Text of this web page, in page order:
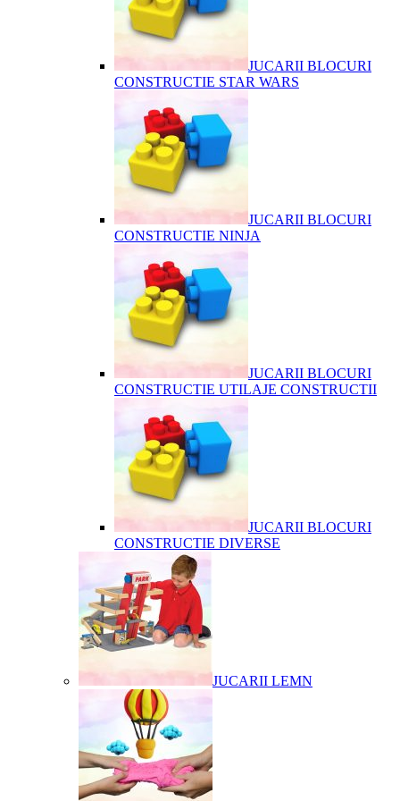
JUCARII BLOCURI
CONSTRUCTIE STAR WARS
JUCARII BLOCURI
CONSTRUCTIE NINJA
JUCARII BLOCURI
CONSTRUCTIE UTILAJE CONSTRUCTII
JUCARII BLOCURI
CONSTRUCTIE DIVERSE
JUCARII LEMN